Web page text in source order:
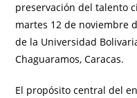
preservación del talento
martes 12 de noviembre
de la Universidad
Chaguaramos, Caracas.
El propósito central del